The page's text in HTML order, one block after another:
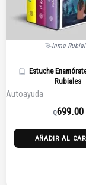
Inma
Estuche
Rubiales
Autoayuda
Q699.00
AÑADIR AL